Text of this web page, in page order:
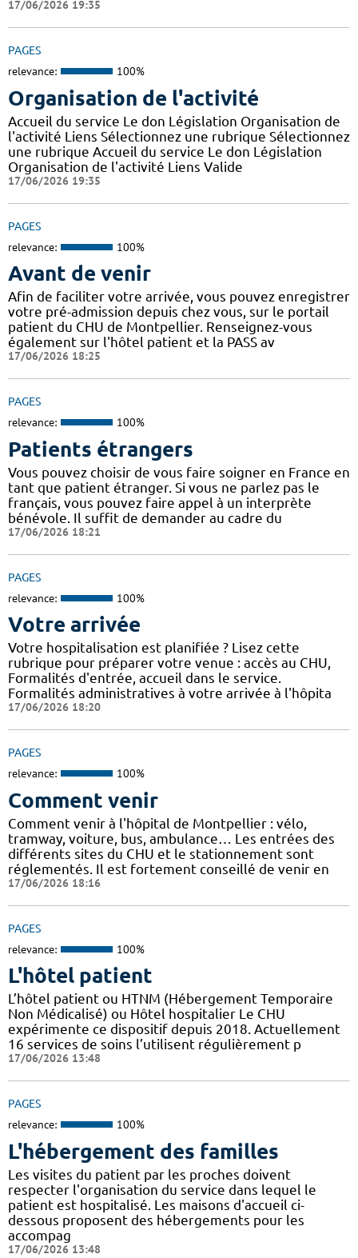
17/06/2026 19:35
PAGES
relevance: 100%
Organisation de l'activité
Accueil du service Le don Législation Organisation de
l'activité Liens Sélectionnez une rubrique Sélectionnez
une rubrique Accueil du service Le don Législation
Organisation de l'activité Liens Valide
17/06/2026 19:35
PAGES
relevance: 100%
Avant de venir
Afin de faciliter votre arrivée, vous pouvez enregistrer
votre pré-admission depuis chez vous, sur le portail
patient du CHU de Montpellier. Renseignez-vous
également sur l'hôtel patient et la PASS av
17/06/2026 18:25
PAGES
relevance: 100%
Patients étrangers
Vous pouvez choisir de vous faire soigner en France en
tant que patient étranger. Si vous ne parlez pas le
français, vous pouvez faire appel à un interprète
bénévole. Il suffit de demander au cadre du
17/06/2026 18:21
PAGES
relevance: 100%
Votre arrivée
Votre hospitalisation est planifiée ? Lisez cette
rubrique pour préparer votre venue : accès au CHU,
Formalités d'entrée, accueil dans le service.
Formalités administratives à votre arrivée à l'hôpita
17/06/2026 18:20
PAGES
relevance: 100%
Comment venir
Comment venir à l'hôpital de Montpellier : vélo,
tramway, voiture, bus, ambulance… Les entrées des
différents sites du CHU et le stationnement sont
réglementés. Il est fortement conseillé de venir en
17/06/2026 18:16
PAGES
relevance: 100%
L'hôtel patient
L’hôtel patient ​​ou HTNM (Hébergement Temporaire
Non Médicalisé)​​​​​​ ou Hôtel hospitalier Le CHU
expérimente ce dispositif depuis 2018. Actuellement
16 services de soins l’utilisent régulièrement p
17/06/2026 13:48
PAGES
relevance: 100%
L'hébergement des familles
Les visites du patient par les proches doivent
respecter l'organisation du service dans lequel le
patient est hospitalisé. Les maisons d'accueil ci-
dessous proposent des hébergements pour les
accompag
17/06/2026 13:48